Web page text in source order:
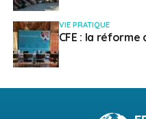
VIE PRATIQUE
CFE : la